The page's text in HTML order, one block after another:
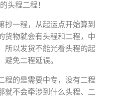
头程二程！
抄一程，从起运点开始算到
货物就会有头程和二程，中
所以发货不能光看头程的起
免二程延误。
程的是需要中专，没有二程
就不会牵涉到什么头程、二